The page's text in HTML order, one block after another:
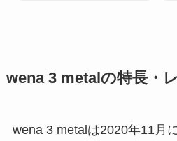
wena 3 metalの特長・
wena 3 metalは2020年11月